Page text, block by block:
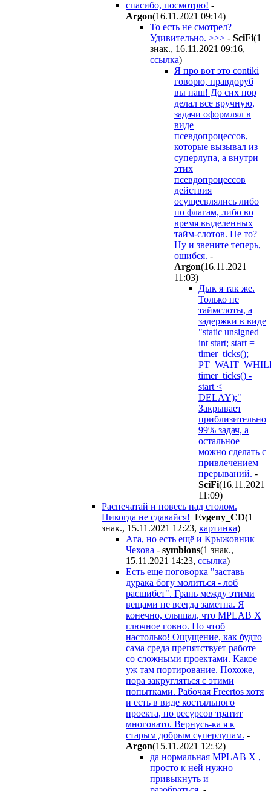
спасибо, посмотрю! -
Argon(16.11.2021 09:14)
То есть не смотрел?
Удивительно. >>> - SciFi(1
знак., 16.11.2021 09:16,
ссылка)
Я про вот это contiki
говорю, правдоруб
вы наш! До сих пор
делал все вручную,
задачи оформлял в
виде
псевдопроцессов,
которые вызывал из
суперлупа, а внутри
этих
псевдопроцессов
действия
осущесвлялись либо
по флагам, либо во
время выделенных
тайм-слотов. Не то?
Ну и звените теперь,
ошибся. -
Argon(16.11.2021
11:03)
Дык я так же.
Только не
таймслоты, а
задержки в виде
"static unsigned
int start; start =
timer_ticks();
timer_ticks() -
start <
DELAY);"
Закрывает
приблизительно
99% задач, а
остальное
можно сделать с
привлечением
прерываний. -
SciFi(16.11.2021
11:09)
Распечатай и повесь над столом.
Никогда не сдавайся! Evgeny_CD(1
знак., 15.11.2021 12:23, картинка)
Ага, но есть ещё и Крыжовник
Чехова - symbions(1 знак.,
15.11.2021 14:23, ссылка)
Есть еще поговорка "заставь
дурака богу молиться - лоб
расшибет". Грань между этими
вещами не всегда заметна. Я
конечно, слышал, что MPLAB X
глючное говно. Но чтоб
настолько! Ощущение, как будто
сама среда препятствует работе
со сложными проектами. Какое
уж там портирование. Похоже,
пора закругляться с этими
попытками. Рабочая Freertos хотя
и есть в виде костыльного
проекта, но ресурсов тратит
многовато. Вернусь-ка я к
старым добрым суперлупам. -
Argon(15.11.2021 12:32)
да нормальная MPLAB X ,
просто к ней нужно
привыкнуть и